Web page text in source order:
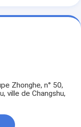
Zhonghe, n° 50,
ville de Changshu,